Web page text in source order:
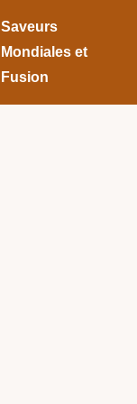
Saveurs
Mondiales et
Fusion